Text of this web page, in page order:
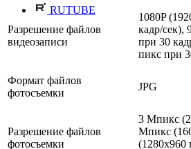
RUTUBE
Разрешение файлов
видеозаписи
1080P
кадр/сек),
при 30
пикс при
Формат файлов
фотосъемки
JPG
Разрешение файлов
фотосъемки
3 Mпикс
Mпикс
(1280x960